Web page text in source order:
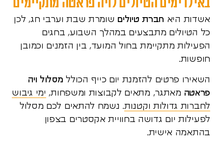
באילו ימים הטיולים לויה פראטה מתקיימים
אשדות היא חברת טיולים שומרת שבת וערבי חג, לכן
כל הטיולים מתבצעים במהלך השבוע, בחגים
הפעילות מתקיימת בחול המועד, בין הזמנים וכמובן
חופשות.
השאירו פרטים להזמנת יום כייף הכולל מסלול ויה
פראטה מאתגר, מתאים לקבוצות ומשפחות, ימי גיבוש
לחברות גדולות וקטנות. נשמח להתאים לכם מסלול
לפעילות יום גדושה בחוויית אקסטרים בצפון
בהתאמה אישית.